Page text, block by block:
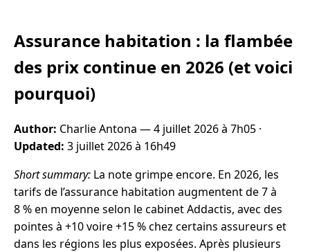
Assurance habitation : la flambée
des prix continue en 2026 (et voici
pourquoi)
Author: Charlie Antona —4 juillet 2026 à 7h05 ·
Updated: 3 juillet 2026 à 16h49
Short summary: La note grimpe encore. En 2026, les
tarifs de l’assurance habitation augmentent de 7 à
8 % en moyenne selon le cabinet Addactis, avec des
pointes à +10 voire +15 % chez certains assureurs et
dans les régions les plus exposées. Après plusieurs